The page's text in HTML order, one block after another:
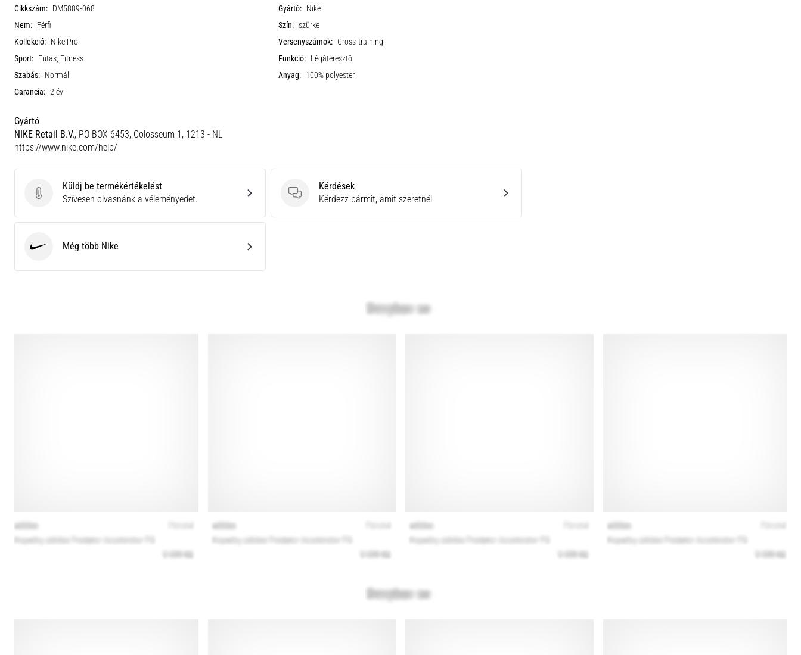
Cikkszám: DM5889-068 Gyártó: Nike
Nem: Férfi Szín: szürke
Kollekció: Nike Pro Versenyszámok: Cross-training
Sport: Futás, Fitness Funkció: Légáteresztő
Szabás: Normál Anyag: 100% polyester
Garancia: 2 év
Gyártó
NIKE Retail B.V., PO BOX 6453, Colosseum 1, 1213 - NL
https://www.nike.com/help/
Küldj be termékértékelést
Küldj be termékértékelést
Szívesen olvasnánk a véleményedet.
Kérdések
Kérdések
Kérdezz bármit, amit szeretnél
Még több Nike